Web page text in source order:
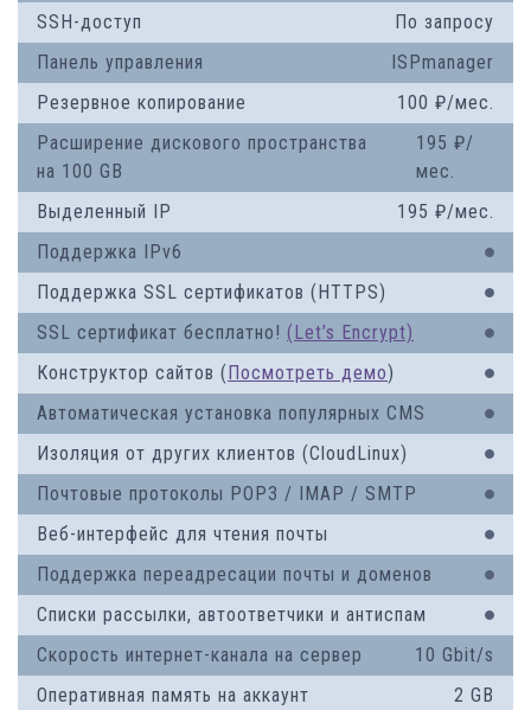
SSH-доступ
По запросу
Панель управления
ISPmanager
Резервное копирование
100 ₽/мес.
Расширение дискового пространства
на 100 GB
195 ₽/
мес.
Выделенный IP
195 ₽/мес.
Поддержка IPv6
Поддержка SSL сертификатов (HTTPS)
SSL сертификат бесплатно! (Let’s Encrypt)
Конструктор сайтов (Посмотреть демо)
Автоматическая установка популярных CMS
Изоляция от других клиентов (CloudLinux)
Почтовые протоколы POP3 / IMAP / SMTP
Веб-интерфейс для чтения почты
Поддержка переадресации почты и доменов
Списки рассылки, автоответчики и антиспам
Скорость интернет-канала на сервер
10 Gbit/s
Оперативная память на аккаунт
2 GB